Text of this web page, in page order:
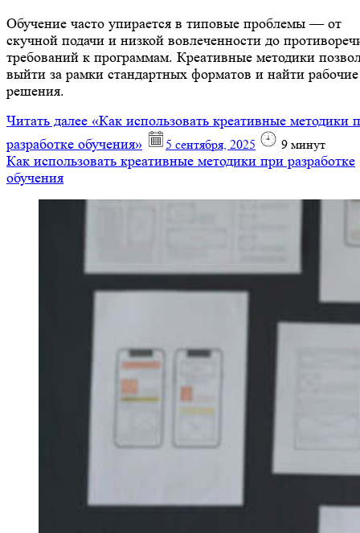
Обучение часто упирается в типовые проблемы — от
скучной подачи и низкой вовлеченности до
требований к программам. Креативные методики
выйти за рамки стандартных форматов и найти рабочие
решения.
Читать далее «Как использовать креативные методики
разработке обучения»
5 сентября, 2025 9 минут
Как использовать креативные методики при разработке
обучения